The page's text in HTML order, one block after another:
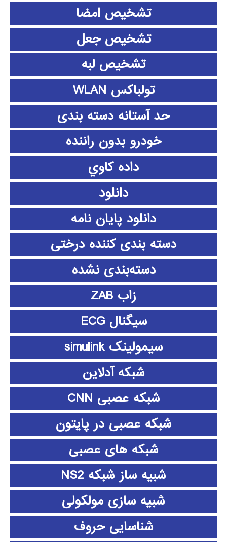
تشخیص امضا
تشخیص جعل
تشخیص لبه
تولباکس WLAN
حد آستانه دسته بندی
خودرو بدون راننده
داده كاوي
دانلود
دانلود پايان نامه
دسته بندی کننده درختی
دسته‌بندی نشده
زاب ZAB
سیگنال ECG
سیمولینک simulink
شبکه آدلاین
شبکه عصبی CNN
شبکه عصبی در پایتون
شبکه های عصبی
شبیه ساز شبکه NS2
شبیه سازی مولکولی
شناسایی حروف